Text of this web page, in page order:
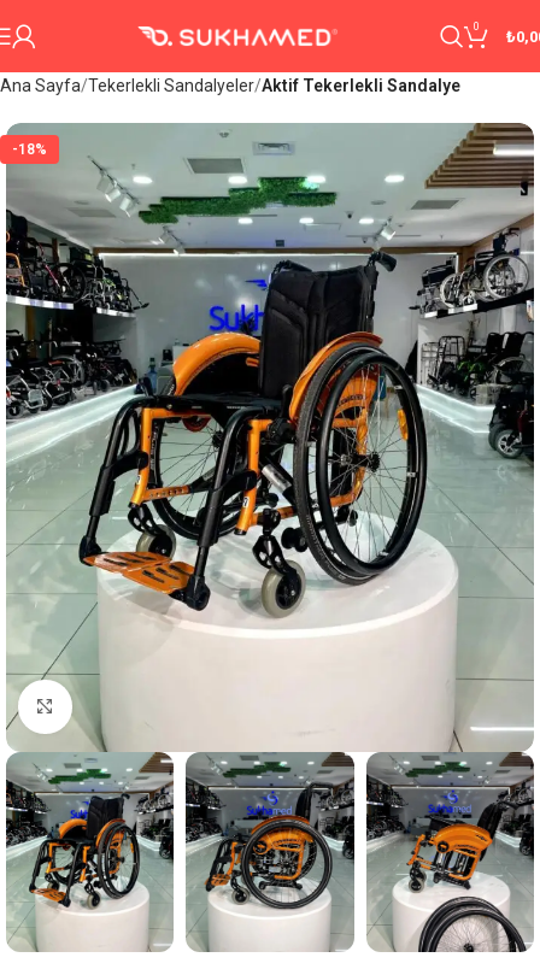
0
₺
Ana Sayfa Tekerlekli Sandalyeler Aktif Tekerlekli Sandalye
-18%
Büyütmek için tıklayın